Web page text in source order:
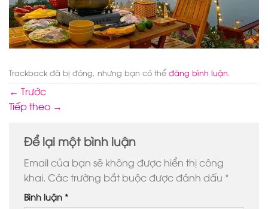
Trackback đã bị đóng, nhưng bạn có thể đăng bình luận.
← Trước
Tiếp theo →
Để lại một bình luận
Email của bạn sẽ không được hiển thị công
khai. Các trường bắt buộc được đánh dấu *
Bình luận *